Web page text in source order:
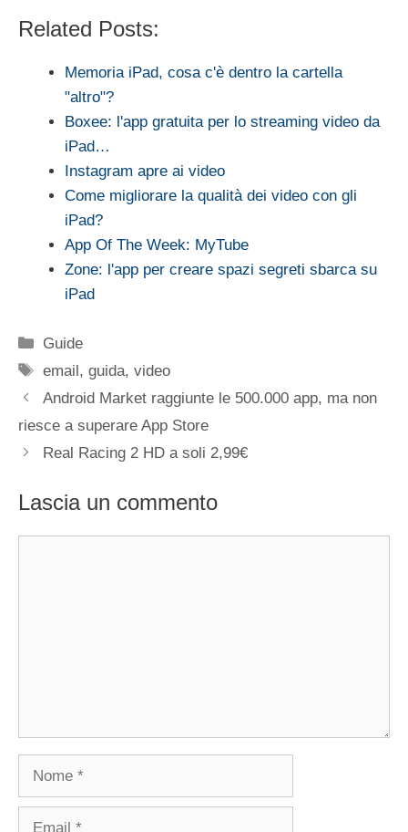
Related Posts:
Memoria iPad, cosa c'è dentro la cartella
"altro"?
Boxee: l'app gratuita per lo streaming video da
iPad…
Instagram apre ai video
Come migliorare la qualità dei video con gli
iPad?
App Of The Week: MyTube
Zone: l'app per creare spazi segreti sbarca su
iPad
Categorie
Guide
Tag
email,guida,video
Android Market raggiunte le 500.000 app, ma non
riesce a superare App Store
Real Racing 2 HD a soli 2,99€
Lascia un commento
Nome
Email